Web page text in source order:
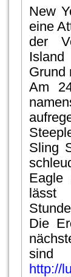
New
eine
der
Grund
Am
Sling
Eagle
Die
http://